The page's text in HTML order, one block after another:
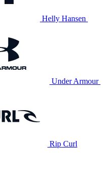
Helly Hansen
Under Armour
Rip Curl